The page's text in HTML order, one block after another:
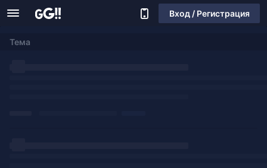
Вход / Регистрация
Тема